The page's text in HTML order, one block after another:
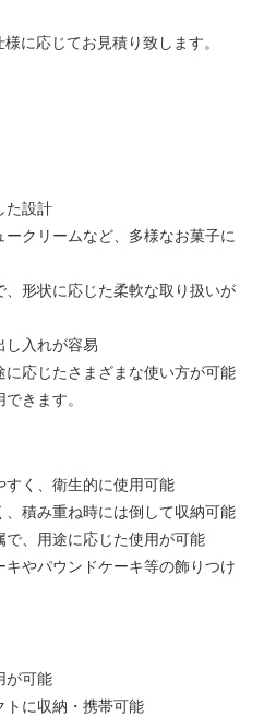
に応じてお見積り致します。
た設計
ークリームなど、多様なお菓子に
、形状に応じた柔軟な取り扱いが
し入れが容易
に応じたさまざまな使い方が可能
きます。
すく、衛生的に使用可能
、積み重ね時には倒して収納可能
で、用途に応じた使用が可能
キやパウンドケーキ等の飾りつけ
が可能
トに収納・携帯可能